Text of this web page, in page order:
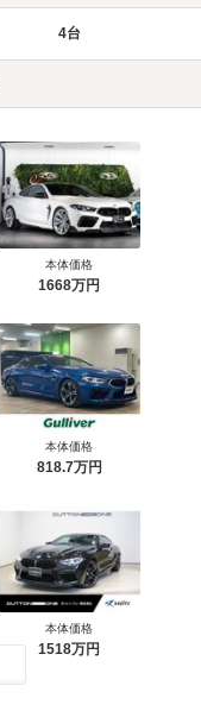
4台
本体価格
1668万円
本体価格
818.7万円
本体価格
1518万円